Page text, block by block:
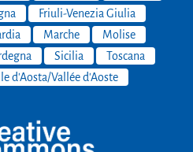
Friuli-Venezia Giulia
Marche
Molise
Sicilia
Toscana
d'Aosta/Vallée d'Aoste